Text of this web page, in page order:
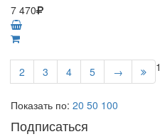
7 470
1
2 3 4 5 →
Показать по: 20 50 100
Подписаться